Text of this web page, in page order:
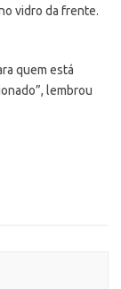
vidro da frente.
quem está
lembrou